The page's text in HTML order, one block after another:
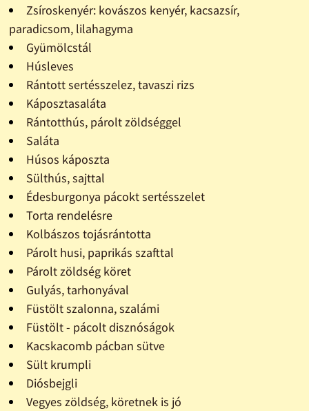
Zsíroskenyér: kovászos kenyér, kacsazsír,
paradicsom, lilahagyma
Gyümölcstál
Húsleves
Rántott sertésszelez, tavaszi rizs
Káposztasaláta
Rántotthús, párolt zöldséggel
Saláta
Húsos káposzta
Sülthús, sajttal
Édesburgonya pácokt sertésszelet
Torta rendelésre
Kolbászos tojásrántotta
Párolt husi, paprikás szafttal
Párolt zöldség köret
Gulyás, tarhonyával
Füstölt szalonna, szalámi
Füstölt - pácolt disznóságok
Kacskacomb pácban sütve
Sült krumpli
Diósbejgli
Vegyes zöldség, köretnek is jó